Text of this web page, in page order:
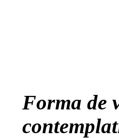
Forma de